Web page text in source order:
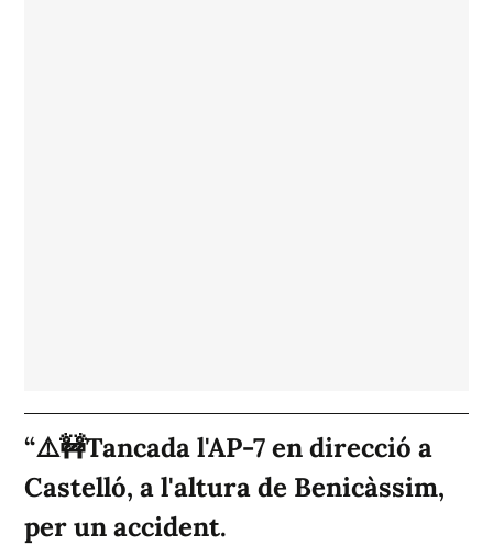
⚠️🚧Tancada l'AP-7 en direcció a
Castelló, a l'altura de Benicàssim,
per un accident.